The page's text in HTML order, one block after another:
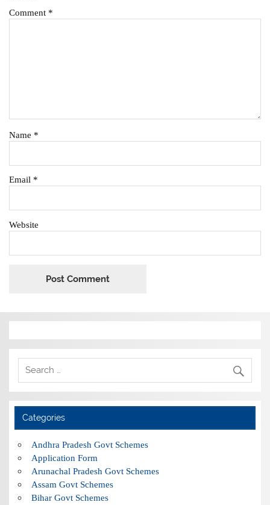
Comment *
Name *
Email *
Website
Categories
Andhra Pradesh Govt Schemes
Application Form
Arunachal Pradesh Govt Schemes
Assam Govt Schemes
Bihar Govt Schemes